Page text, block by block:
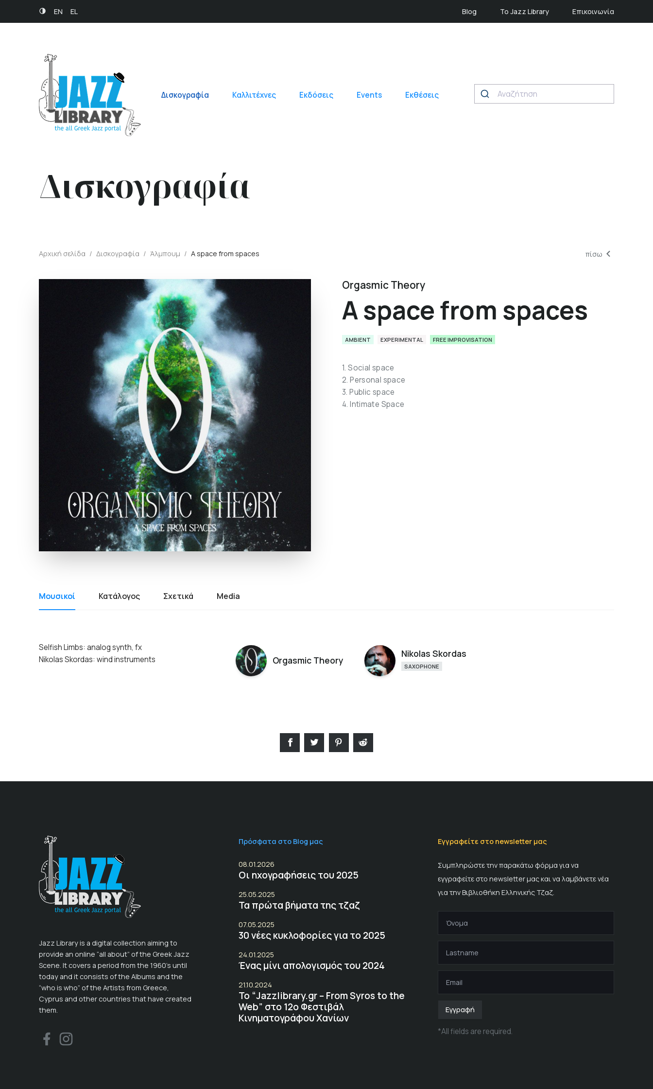
EN EL Blog Το Jazz Library Επικοινωνία
Δισκογραφία Καλλιτέχνες Εκδόσεις Events Εκθέσεις
Δισκογραφία
Αρχική σελίδα / Δισκογραφία / Άλμπουμ / A space from spaces πίσω
Orgasmic Theory
A space from spaces
AMBIENT EXPERIMENTAL FREE IMPROVISATION
1. Social space
2. Personal space
3. Public space
4. Intimate Space
Μουσικοί Κατάλογος Σχετικά Media
Selfish Limbs: analog synth, fx
Nikolas Skordas: wind instruments
Orgasmic Theory
Nikolas Skordas
SAXOPHONE
Jazz Library is a digital collection aiming to
provide an online “all about” of the Greek Jazz
Scene. It covers a period from the 1960’s until
today and it consists of the Albums and the
“who is who” of the Artists from Greece,
Cyprus and other countries that have created
them.
Πρόσφατα στο Blog μας
08.01.2026
Οι ηχογραφήσεις του 2025
25.05.2025
Τα πρώτα βήματα της τζαζ
07.05.2025
30 νέες κυκλοφορίες για το 2025
24.01.2025
Ένας μίνι απολογισμός του 2024
21.10.2024
Το “Jazzlibrary.gr – From Syros to the
Web” στο 12ο Φεστιβάλ
Κινηματογράφου Χανίων
Εγγραφείτε στο newsletter μας
Συμπληρώστε την παρακάτω φόρμα για να
εγγραφείτε στο newsletter μας και να λαμβάνετε νέα
για την Βιβλιοθήκη Ελληνικής Τζαζ.
Εγγραφή
*All fields are required.